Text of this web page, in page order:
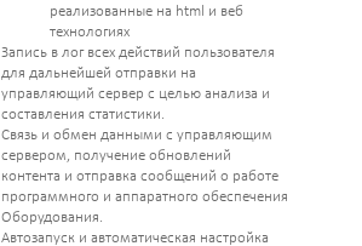
реализованные на html и веб
технологиях
Запись в лог всех действий пользователя
для дальнейшей отправки на
управляющий сервер с целью анализа и
составления статистики.
Связь и обмен данными с управляющим
сервером, получение обновлений
контента и отправка сообщений о работе
программного и аппаратного обеспечения
Оборудования.
Автозапуск и автоматическая настройка